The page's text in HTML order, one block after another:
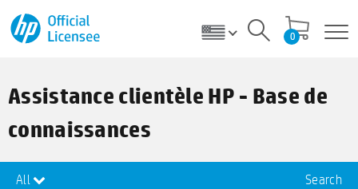
0
Assistance clientèle HP - Base de
connaissances
All Search